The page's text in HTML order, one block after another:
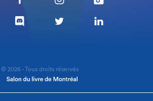
© 2026 - Tous droits réservés